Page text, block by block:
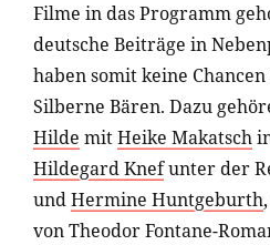
Filme in das Programm
deutsche Beiträge in
haben somit keine
Silberne Bären. Dazu
Hilde mitHeike Makatsch
Hildegard Knefunter der
undHermine Huntgeburth
von Theodor Fontane-